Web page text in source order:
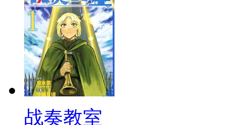
战奏教室